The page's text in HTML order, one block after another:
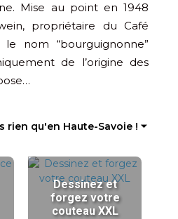
Mise au point en 1948
propriétaire du Café
le nom “bourguignonne”
de l’origine des
rien qu'en Haute-Savoie ! ⏷
Dessinez et
forgez votre
couteau XXL